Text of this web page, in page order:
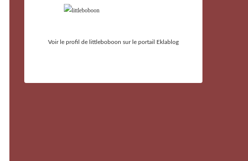
Voir le profil de littleboboon sur le portail Eklablog